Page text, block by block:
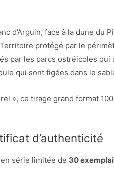
d’Arguin, face à la dune du
protégé par le
par les parcs ostréicoles
qui sont figées dans le
», ce tirage grand format
d’authenticité
série limitée de 30